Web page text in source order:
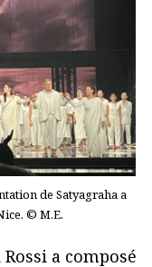
de Satyagraha a
© M.E.
a composé